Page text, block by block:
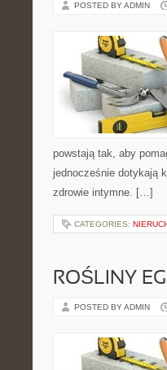
POSTED BY ADMIN
powstają tak, aby
jednocześnie dotykają
zdrowie intymne. […]
CATEGORIES:
ROŚLINY
POSTED BY ADMIN